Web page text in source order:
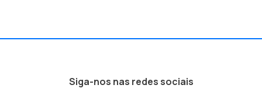
Siga-nos nas redes sociais